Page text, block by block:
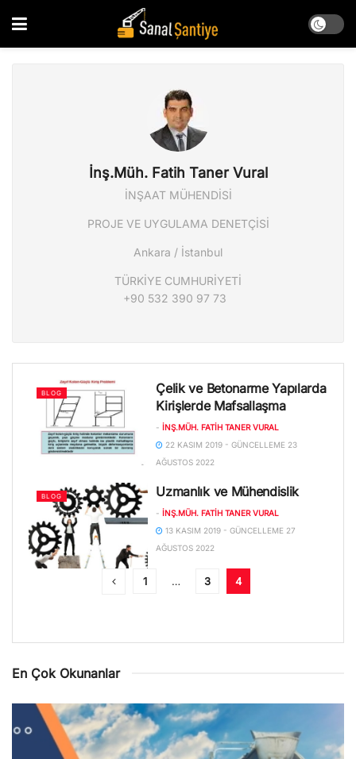
İnş.Müh. Fatih Taner Vural
İNŞAAT MÜHENDİSİ
PROJE VE UYGULAMA DENETÇİSİ
Ankara / İstanbul
TÜRKİYE CUMHURİYETİ
+90 532 390 97 73
BLOG
Çelik ve Betonarme Yapılarda
Kirişlerde Mafsallaşma
- İNŞ.MÜH. FATIH TANER VURAL
22 KASIM 2019 - GÜNCELLEME 23
AĞUSTOS 2022
BLOG Uzmanlık ve Mühendislik
- İNŞ.MÜH. FATIH TANER VURAL
13 KASIM 2019 - GÜNCELLEME 27
AĞUSTOS 2022
1 … 3 4
En Çok Okunanlar